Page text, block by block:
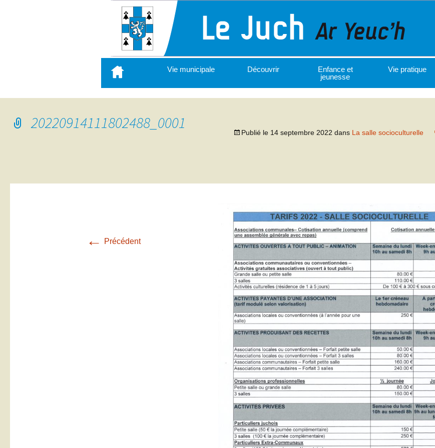
contenu
principal
Vie municipale Découvrir
Enfance et
jeunesse
Vie pratique
20220914111802488_0001
Publié le 14 septembre 2022 dans La salle socioculturelle
← Précédent